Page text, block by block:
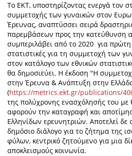
Το ΕΚΤ, υποστηρίζοντας ενεργά τον
συμμετοχής των γυναικών στον
Έρευνας, αναπτύσσει σειρά
παρεμβάσεων προς την κατεύθυνση
συμπεριλάβει από το 2020 για
στατιστικές για τη συμμετοχή των
στον κατάλογο των εθνικών
θα δημοσιεύει. Η έκδοση "Η
στην Έρευνα & Ανάπτυξη στην
(https://metrics.ekt.gr/publications/
της πολύχρονης ενασχόλησής του με
αφορούν την καταγραφή και
Ελληνίδων ερευνητριών. Αποτελεί
δημόσιο διάλογο για το ζήτημα της
φύλων, κεντρικό ζητούμενο για μια
αποκλεισμούς κοινωνία.